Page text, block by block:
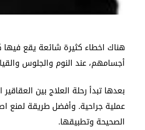
هناك اخطاء كثيرة شائعة يقع
أجسامهم، عند النوم والجلوس
بعدها تبدأ رحلة العلاج بين
عملية جراحية. وأفضل طريقة لمنع
الصحيحة وتطبيقها.